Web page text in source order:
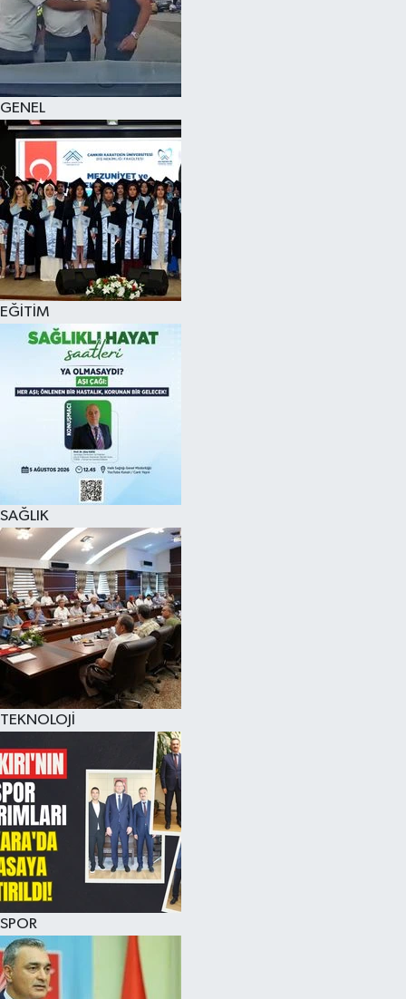
GENEL
EĞİTİM
SAĞLIK
TEKNOLOJİ
SPOR
KÜLTÜR SANAT
SAĞLIK
SİYASET
SPOR
TEKNOLOJİ
VİZYONDAKİLER
YAŞAM